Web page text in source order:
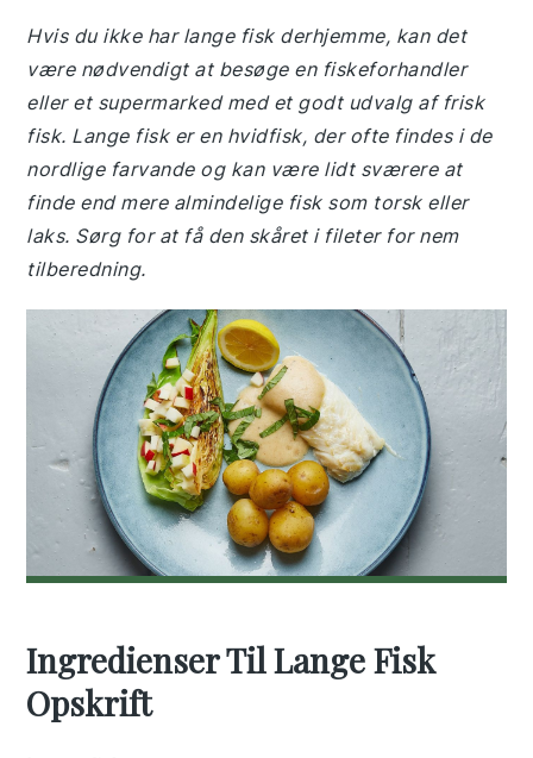
Hvis du ikke har lange fisk derhjemme, kan det
være nødvendigt at besøge en fiskeforhandler
eller et supermarked med et godt udvalg af frisk
fisk. Lange fisk er en hvidfisk, der ofte findes i de
nordlige farvande og kan være lidt sværere at
finde end mere almindelige fisk som torsk eller
laks. Sørg for at få den skåret i fileter for nem
tilberedning.
Ingredienser Til Lange Fisk
Opskrift